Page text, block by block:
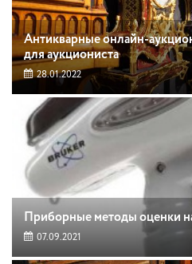
Антикварные онлайн-
для аукциониста
28.01.2022
Приборные методы оценки
07.09.2021